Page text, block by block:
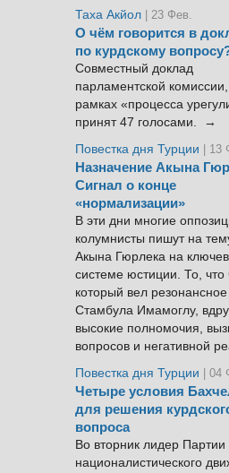
Таха Акйол | 23 Фев.
О чём говорится в
по курдскому
Совместный доклад
парламентской
рамках «процесса
принят 47 голосами. →
Повестка дня Турции
| 13
Назначение Акына
Сигнал о конце
«нормализации»
В эти дни многие
колумнисты пишут на
Акына Гюрлека на
системе юстиции. То, что
который вел
Стамбула Имамоглу,
высокие полномочия,
вопросов и негативной
Повестка дня Турции
| 04
Четыре условия
для решения
вопроса
Во вторник лидер Партии
националистического